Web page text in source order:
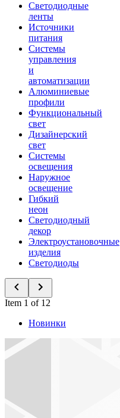
Светодиодные
ленты
Источники
питания
Системы
управления
и
автоматизации
Алюминиевые
профили
Функциональный
свет
Дизайнерский
свет
Системы
освещения
Наружное
освещение
Гибкий
неон
Светодиодный
декор
Электроустановочные
изделия
Светодиоды
Item 1 of 12
Новинки